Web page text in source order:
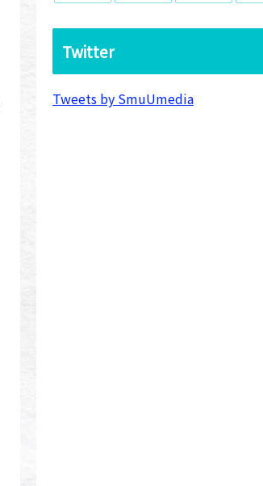
Twitter
Tweets by SmuUmedia